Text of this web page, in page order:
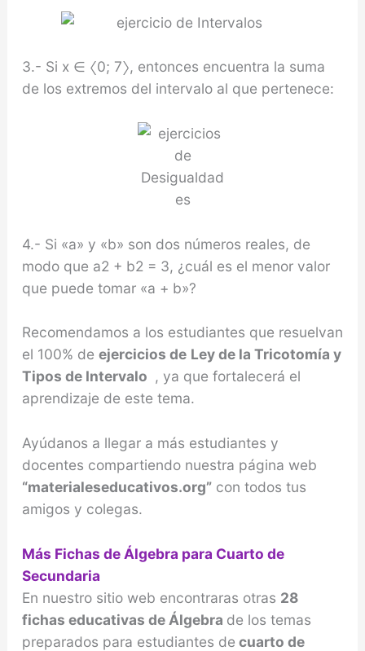
3.- Si x ∈ 〈0; 7〉, entonces encuentra la suma
de los extremos del intervalo al que pertenece:
4.- Si «a» y «b» son dos números reales, de
modo que a2 + b2 = 3, ¿cuál es el menor valor
que puede to­mar «a + b»?
Recomendamos a los estudiantes que resuelvan
el 100% de ejercicios de Ley de la Tricotomía y
Tipos de Intervalo , ya que fortalecerá el
aprendizaje de este tema.
Ayúdanos a llegar a más estudiantes y
docentes compartiendo nuestra página web
“materialeseducativos.org”con todos tus
amigos y colegas.
Más Fichas de Álgebra para Cuarto de
Secundaria
En nuestro sitio web encontraras otras 28
fichas educativas de Álgebra de los temas
preparados para estudiantes de cuarto de